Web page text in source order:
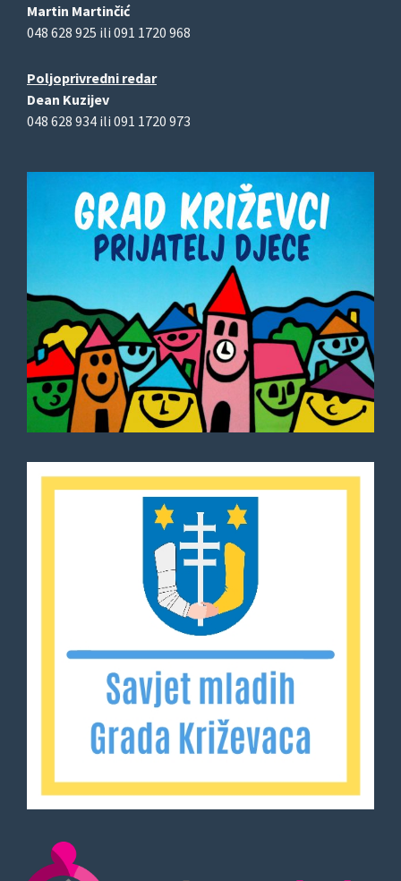
Martin Martinčić
048 628 925 ili 091 1720 968
Poljoprivredni redar
Dean Kuzijev
048 628 934 ili 091 1720 973